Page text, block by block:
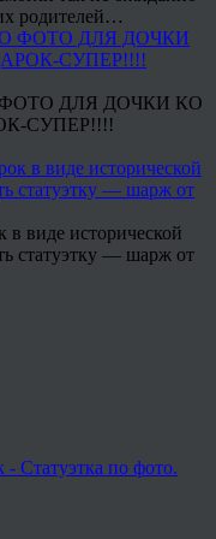
родителей…
ДЛЯ ДОЧКИ КО
СУПЕР!!!!
виде исторической
статуэтку — шарж от
Статуэтка по фото.